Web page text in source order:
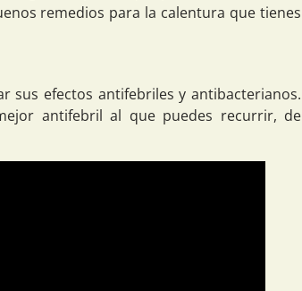
remedios para la calentura que tienes
sus efectos antifebriles y antibacterianos.
antifebril al que puedes recurrir, de